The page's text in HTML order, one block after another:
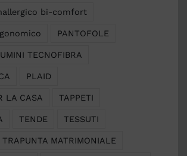
bi-comfort
PANTOFOLE
TECNOFIBRA
PLAID
LA CASA TAPPETI
TENDE TESSUTI
TRAPUNTA MATRIMONIALE